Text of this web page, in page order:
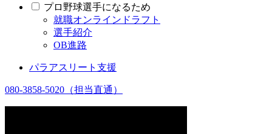
プロ野球選手になるため
就職オンラインドラフト
選手紹介
OB進路
パラアスリート支援
080-3858-5020 （担当直通）